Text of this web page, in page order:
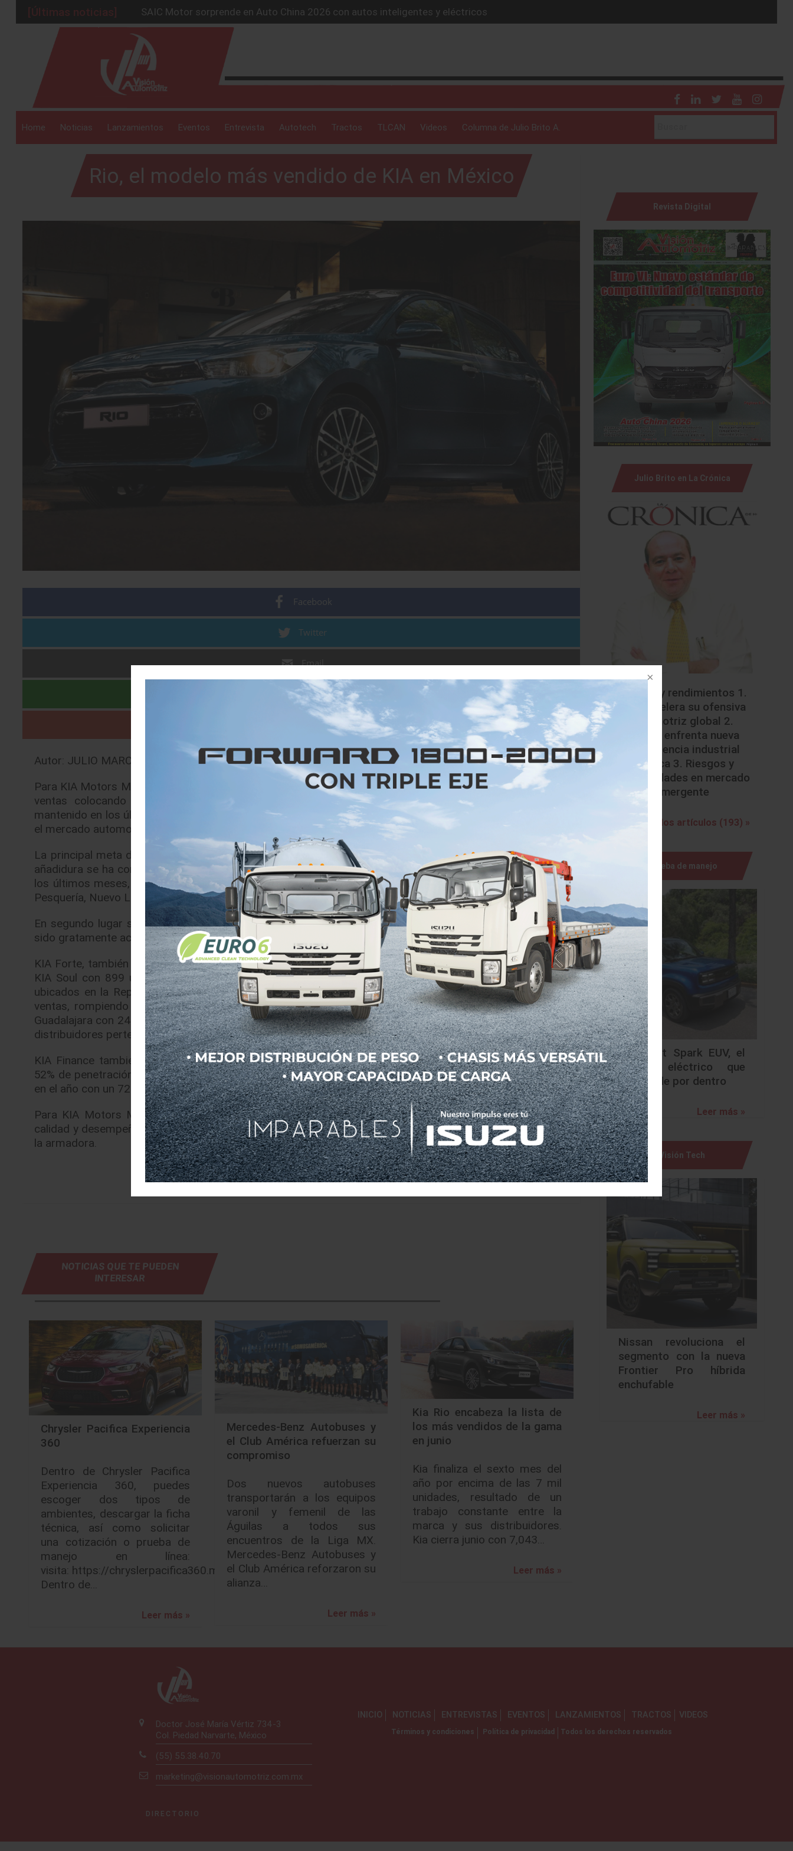
[Últimas noticias]
SAIC Motor sorprende en Auto China 2026 con autos inteligentes y eléctricos
BMW Group alcanza los 2 millones de autos eléctricos y acelera su estrategia global
La Nissan Frontier V6 PRO-4X conquista la Ruta del Oso en México
Kia lanza en México el servicio “59 minutos o gratis” y sacude la postventa automotriz.
GAC sacude México con un SUV híbrido de más de 1,000 km
Home Noticias Lanzamientos Eventos Entrevista Autotech Tractos TLCAN Videos Columna de Julio Brito A.
Rio, el modelo más vendido de KIA en México
Facebook
Twitter
Email
WhatsApp
Gmail
Autor: JULIO MARCELO BRITO ALVISO |05/12/2018
Para KIA Motors México el crecimiento parece no tener fin, ya que una vez más, logra romper su récord de
ventas colocando 8,505 unidades en territorio mexicano durante noviembre. El crecimiento que ha
mantenido en los últimos meses la posiciona en el 5° lugar a nivel nacional, con el 6.7 % de participación en
el mercado automotriz.
La principal meta de KIA Motors México es entregar la mayor calidad y desempeño en un vehículo, y por
añadidura se ha consolidado como una de las armadoras con mejores ventas en el país. Como ha sido en
los últimos meses, el modelo más vendido fue KIA Rio, orgullosamente hecho en México, en la planta de
Pesquería, Nuevo León, con 2,277 unidades vendidas en su versión sedán y 969 unidades en el hatchback.
En segundo lugar se ubica KIA Sportage con 1,626 unidades, gracias a su más reciente rediseño que ha
sido gratamente aceptado por los usuarios, no sólo por su apariencia, sino a su gran desempeño.
KIA Forte, también hecho en Pesquería, es el tercer puesto de la marca al vender 1,491 autos, seguido de
KIA Soul con 899 unidades y KIA Sorento con 818 vehículos entregados. Respecto a los distribuidores
ubicados en la República Mexicana, KIA Mariano Escobedo (CDMX) se anuncia como el primer lugar en
ventas, rompiendo récord al entregar 302 autos; en segundo lugar, se encuentra KIA López Mateos en
Guadalajara con 245 unidades y en tercera posición, KIA San Joaquín en CDMX, con 212 vehículos; los tres
distribuidores pertenecientes a Grupo Dalton.
KIA Finance también cerró noviembre rompiendo récord, con 15,135 solicitudes hechas, alcanzando un
52% de penetración respecto a las ventas de la armadora coreana y teniendo la mejor tasa de aprobación
en el año con un 72%.
Para KIA Motors México, estos números reconfirman su meta de entregar autos con el mejor diseño,
calidad y desempeño del mercado, para responder a la confianza de sus seguidores, la mayor prioridad de
la armadora.
NOTICIAS QUE TE PUEDEN
INTERESAR
Chrysler Pacifica Experiencia
360
Dentro de Chrysler Pacifica
Experiencia 360, puedes
escoger dos tipos de
ambientes, descargar la ficha
técnica, así como solicitar
una cotización o prueba de
manejo en línea:
visita: https://chryslerpacifica360.mx/
Dentro de…
Leer más »
Mercedes-Benz Autobuses y
el Club América refuerzan su
compromiso
Dos nuevos autobuses
transportarán a los equipos
varonil y femenil de las
Águilas a todos sus
encuentros de la Liga MX.
Mercedes-Benz Autobuses y
el Club América reforzaron su
alianza…
Leer más »
Kia Rio encabeza la lista de
los más vendidos de la gama
en junio
Kia finaliza el sexto mes del
año por encima de las 7 mil
unidades, resultado de un
trabajo constante entre la
marca y sus distribuidores.
Kia cierra junio con 7,043…
Leer más »
Revista Digital
Julio Brito en La Crónica
Riesgos y rendimientos 1.
China acelera su ofensiva
automotriz global 2.
México enfrenta nueva
competencia industrial
asiática 3. Riesgos y
oportunidades en mercado
emergente
Ver todos los artículos (193) »
Prueba de manejo
Chevrolet Spark EUV, el
urbano eléctrico que
sorprende por dentro
Leer más »
Visión Tech
Nissan revoluciona el
segmento con la nueva
Frontier Pro híbrida
enchufable
Leer más »
Doctor José María Vértiz 734-3
Col. Piedad Narvarte, México
(55) 55.38.40.70
marketing@visionautomotriz.com.mx
DIRECTORIO
INICIO NOTICIAS ENTREVISTAS EVENTOS LANZAMIENTOS TRACTOS VIDEOS
Términos y condiciones Política de privacidad Todos los derechos reservados